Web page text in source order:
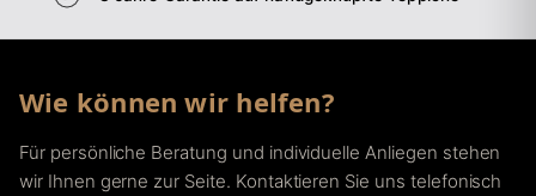
Wie können wir helfen?
Für persönliche Beratung und individuelle Anliegen stehen
wir Ihnen gerne zur Seite. Kontaktieren Sie uns telefonisch